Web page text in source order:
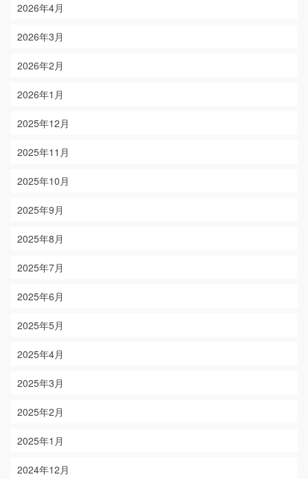
2026年4月
2026年3月
2026年2月
2026年1月
2025年12月
2025年11月
2025年10月
2025年9月
2025年8月
2025年7月
2025年6月
2025年5月
2025年4月
2025年3月
2025年2月
2025年1月
2024年12月